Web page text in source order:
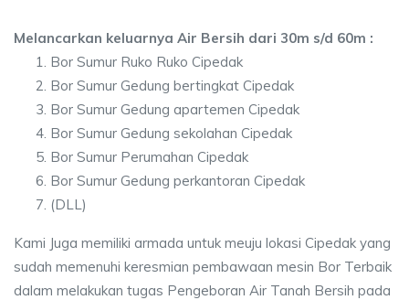
Melancarkan keluarnya Air Bersih dari 30m s/d 60m :
Bor Sumur Ruko Ruko Cipedak
Bor Sumur Gedung bertingkat Cipedak
Bor Sumur Gedung apartemen Cipedak
Bor Sumur Gedung sekolahan Cipedak
Bor Sumur Perumahan Cipedak
Bor Sumur Gedung perkantoran Cipedak
(DLL)
Kami Juga memiliki armada untuk meuju lokasi Cipedak yang
sudah memenuhi keresmian pembawaan mesin Bor Terbaik
dalam melakukan tugas Pengeboran Air Tanah Bersih pada